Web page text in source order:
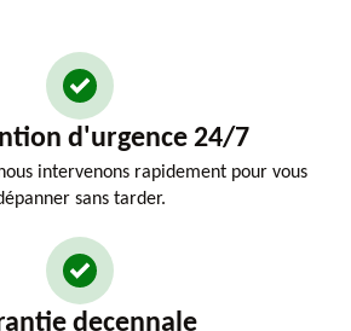
d'urgence 24/7
intervenons rapidement pour vous
sans tarder.
decennale